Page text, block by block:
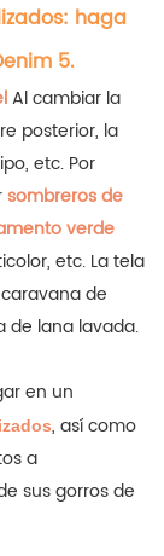
haga
5.
Al cambiar la
posterior, la
etc. Por
sombreros de
verde
etc. La tela
de
de lana lavada.
en un
, así como
a
sus gorros de